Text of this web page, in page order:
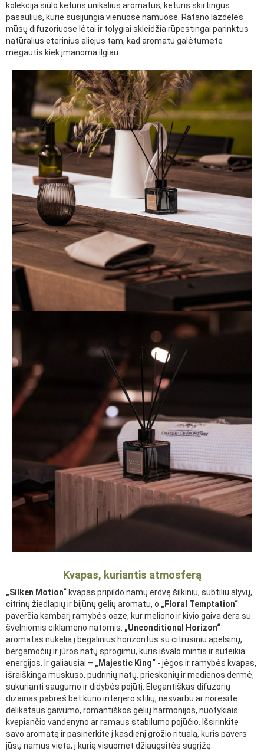
kolekcija siūlo keturis unikalius aromatus, keturis skirtingus
pasaulius, kurie susijungia vienuose namuose. Ratano lazdelės
mūsų difuzoriuose lėtai ir tolygiai skleidžia rūpestingai parinktus
natūralius eterinius aliejus tam, kad aromatu galėtumėte
mėgautis kiek įmanoma ilgiau.
Kvapas, kuriantis atmosferą
„Silken Motion“ kvapas pripildo namų erdvę šilkiniu, subtiliu alyvų,
citrinų žiedlapių ir bijūnų gėlių aromatu, o „Floral Temptation“
paverčia kambarį ramybės oaze, kur meliono ir kivio gaiva dera su
švelniomis ciklameno natomis. „Unconditional Horizon“
aromatas nukelia į begalinius horizontus su citrusiniu apelsinų,
bergamočių ir jūros natų sprogimu, kuris išvalo mintis ir suteikia
energijos. Ir galiausiai – „Majestic King“ - jėgos ir ramybės kvapas,
išraiškinga muskuso, pudrinių natų, prieskonių ir medienos dermė,
sukurianti saugumo ir didybės pojūtį. Elegantiškas difuzorių
dizainas pabrėš bet kurio interjero stilių, nesvarbu ar norėsite
delikataus gaivumo, romantiškos gėlių harmonijos, nuotykiais
kvepiančio vandenyno ar ramaus stabilumo pojūčio. Išsirinkite
savo aromatą ir pasinerkite į kasdienį grožio ritualą, kuris pavers
jūsų namus vieta, į kurią visuomet džiaugsitės sugrįžę.